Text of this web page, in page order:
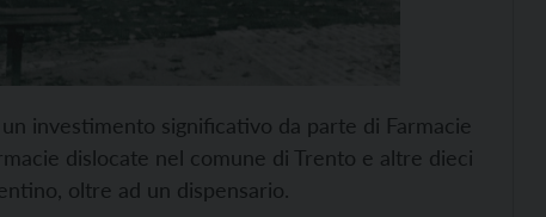
investimento significativo da parte di Farmacie
dislocate nel comune di Trento e altre dieci
oltre ad un dispensario.